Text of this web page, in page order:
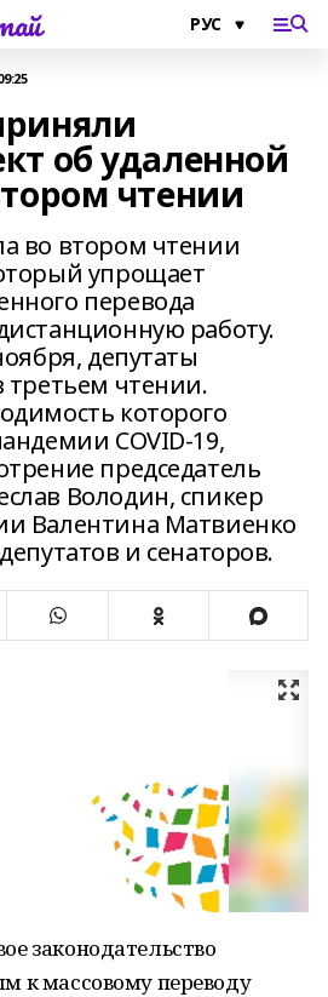
об удаленной
чтении
во втором чтении
упрощает
перевода
работу.
депутаты
третьем чтении.
которого
COVID-19,
председатель
Володин, спикер
Валентина Матвиенко
и сенаторов.
законодательство
к массовому переводу